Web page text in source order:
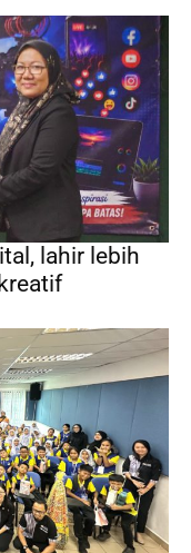
lahir lebih